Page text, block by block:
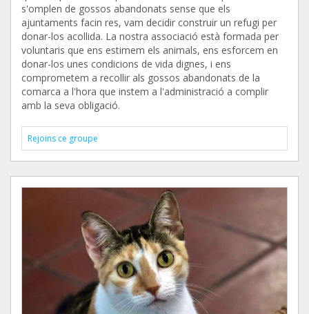
s'omplen de gossos abandonats sense que els
ajuntaments facin res, vam decidir construir un refugi per
donar-los acollida. La nostra associació està formada per
voluntaris que ens estimem els animals, ens esforcem en
donar-los unes condicions de vida dignes, i ens
comprometem a recollir als gossos abandonats de la
comarca a l'hora que instem a l'administració a complir
amb la seva obligació.
Rejoins ce groupe